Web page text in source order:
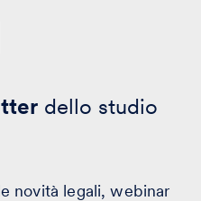
dello studio
novità legali, webinar